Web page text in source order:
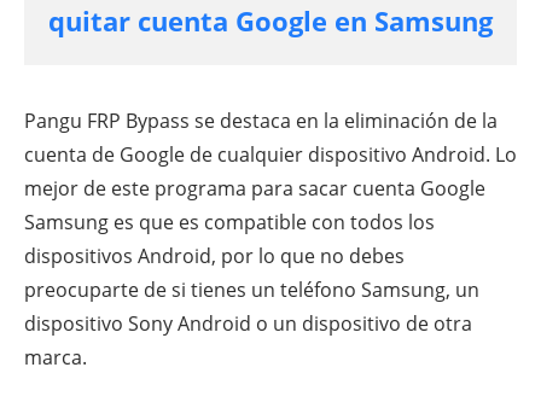
quitar cuenta Google en Samsung
Pangu FRP Bypass se destaca en la eliminación de la
cuenta de Google de cualquier dispositivo Android. Lo
mejor de este programa para sacar cuenta Google
Samsung es que es compatible con todos los
dispositivos Android, por lo que no debes
preocuparte de si tienes un teléfono Samsung, un
dispositivo Sony Android o un dispositivo de otra
marca.